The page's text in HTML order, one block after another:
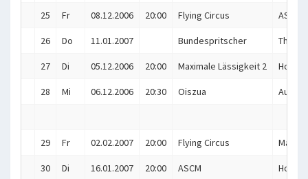
25 Fr 08.12.2006 20:00 Flying Circus ASCM
26 Do 11.01.2007 Bundespritscher The
27 Di 05.12.2006 20:00 Maximale Lässigkeit 2 Hot
28 Mi 06.12.2006 20:30 Oiszua
29 Fr 02.02.2007 20:00 Flying Circus
30 Di 16.01.2007 20:00 ASCM Hot